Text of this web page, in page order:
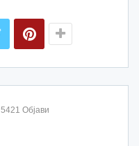
5421 Објави